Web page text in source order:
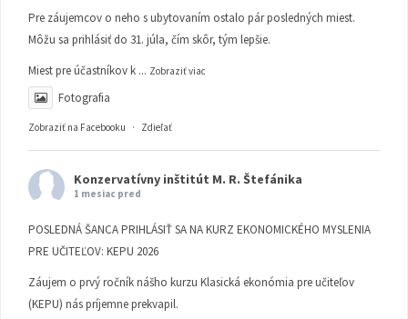
Pre záujemcov o neho s ubytovaním ostalo pár posledných miest.
Môžu sa prihlásiť do 31. júla, čím skôr, tým lepšie.
Miest pre účastníkov k ... Zobraziť viac
Fotografia
Zobraziť na Facebooku · Zdieľať
Konzervatívny inštitút M. R. Štefánika
1 mesiac pred
POSLEDNÁ ŠANCA PRIHLÁSIŤ SA NA KURZ EKONOMICKÉHO MYSLENIA
PRE UČITEĽOV: KEPU 2026
Záujem o prvý ročník nášho kurzu Klasická ekonómia pre učiteľov
(KEPU) nás príjemne prekvapil.